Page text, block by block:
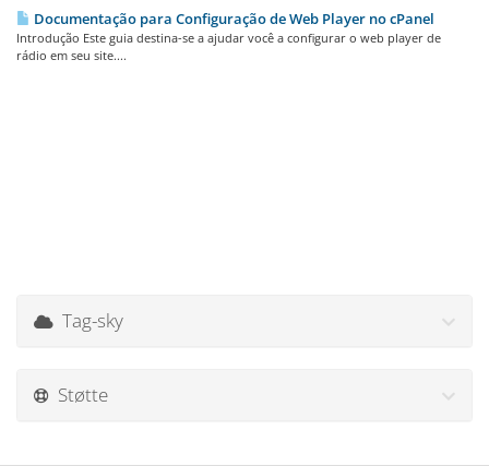
Documentação para Configuração de Web Player no cPanel
Introdução Este guia destina-se a ajudar você a configurar o web player de
rádio em seu site....
Tag-sky
Støtte